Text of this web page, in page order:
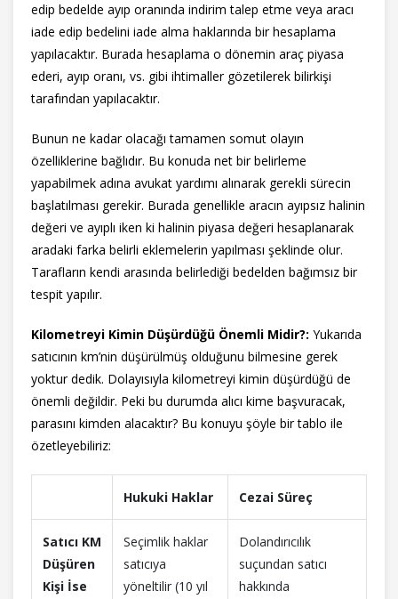
edip bedelde ayıp oranında indirim talep etme veya aracı
iade edip bedelini iade alma haklarında bir hesaplama
yapılacaktır. Burada hesaplama o dönemin araç piyasa
ederi, ayıp oranı, vs. gibi ihtimaller gözetilerek bilirkişi
tarafından yapılacaktır.
Bunun ne kadar olacağı tamamen somut olayın
özelliklerine bağlıdır. Bu konuda net bir belirleme
yapabilmek adına avukat yardımı alınarak gerekli sürecin
başlatılması gerekir. Burada genellikle aracın ayıpsız halinin
değeri ve ayıplı iken ki halinin piyasa değeri hesaplanarak
aradaki farka belirli eklemelerin yapılması şeklinde olur.
Tarafların kendi arasında belirlediği bedelden bağımsız bir
tespit yapılır.
Kilometreyi Kimin Düşürdüğü Önemli Midir?: Yukarıda
satıcının km’nin düşürülmüş olduğunu bilmesine gerek
yoktur dedik. Dolayısıyla kilometreyi kimin düşürdüğü de
önemli değildir. Peki bu durumda alıcı kime başvuracak,
parasını kimden alacaktır? Bu konuyu şöyle bir tablo ile
özetleyebiliriz:
Hukuki Haklar Cezai Süreç
Satıcı KM
Düşüren
Kişi İse
Seçimlik haklar
satıcıya
yöneltilir (10 yıl
Dolandırıcılık
suçundan satıcı
hakkında